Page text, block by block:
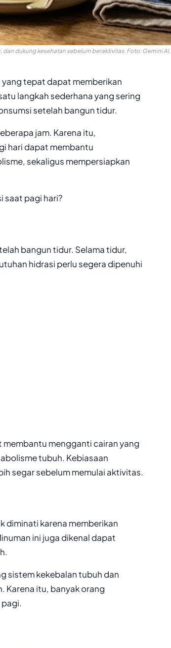
dukung kesehatan sebelum beraktivitas. Foto: Gemini AI.
yang tepat dapat memberikan
langkah sederhana yang sering
setelah bangun tidur.
jam. Karena itu,
hari dapat membantu
sekaligus mempersiapkan
saat pagi hari?
bangun tidur. Selama tidur,
hidrasi perlu segera dipenuhi
mengganti cairan yang
tubuh. Kebiasaan
segar sebelum memulai aktivitas.
diminati karena memberikan
ini juga dikenal dapat
sistem kekebalan tubuh dan
Karena itu, banyak orang